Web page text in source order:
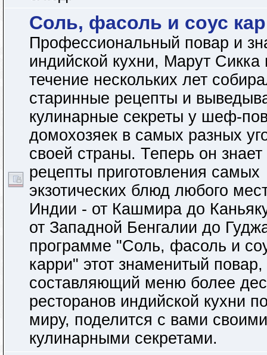
Соль, фасоль и соус
Профессиональный повар и
индийской кухни, Марут Сикка
течение нескольких лет
старинные рецепты и
кулинарные секреты у шеф-
домохозяек в самых разных
своей страны. Теперь он знает
рецепты приготовления самых
экзотических блюд любого
Индии - от Кашмира до
от Западной Бенгалии до
программе "Соль, фасоль и
карри" этот знаменитый повар,
составляющий меню более
ресторанов индийской кухни
миру, поделится с вами своими
кулинарными секретами.